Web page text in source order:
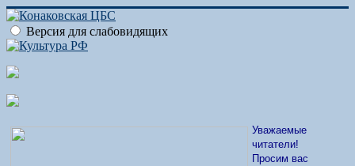
Версия для слабовидящих
Уважаемые
читатели!
Просим вас